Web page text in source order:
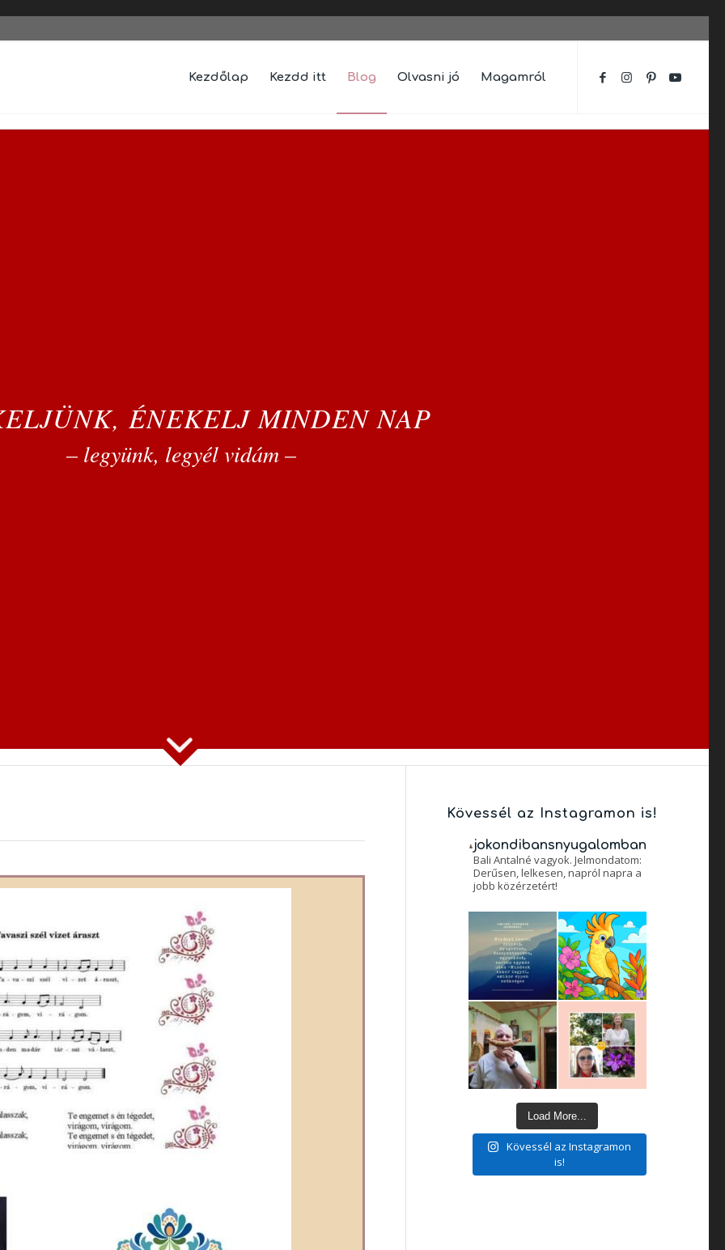
Kezdőlap Kezdd itt Blog Olvasni jó Magamról
ÉNEKELJ MINDEN NAP
– legyünk, legyél vidám –
Kövessél az Instagramon is!
jokondibansnyugalomban
Bali Antalné vagyok. Jelmondatom:
Derűsen, lelkesen, napról napra a
jobb közérzetért!
Load More...
Kövessél az Instagramon
is!